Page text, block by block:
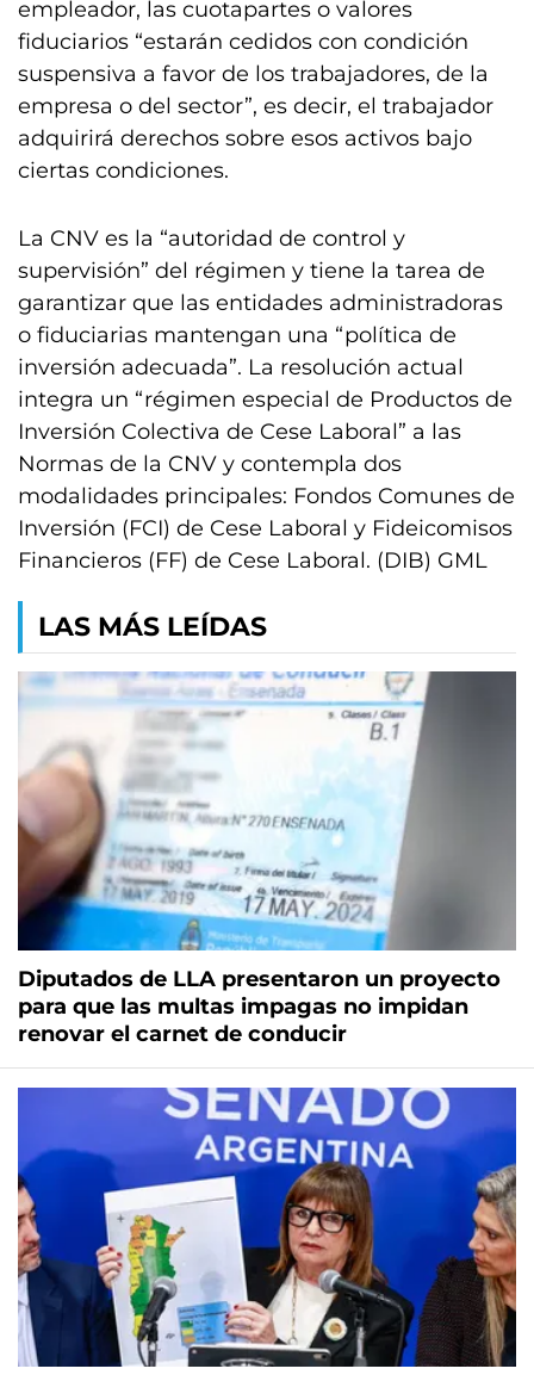
empleador, las cuotapartes o valores
fiduciarios “estarán cedidos con condición
suspensiva a favor de los trabajadores, de la
empresa o del sector”, es decir, el trabajador
adquirirá derechos sobre esos activos bajo
ciertas condiciones.
La CNV es la “autoridad de control y
supervisión” del régimen y tiene la tarea de
garantizar que las entidades administradoras
o fiduciarias mantengan una “política de
inversión adecuada”. La resolución actual
integra un “régimen especial de Productos de
Inversión Colectiva de Cese Laboral” a las
Normas de la CNV y contempla dos
modalidades principales: Fondos Comunes de
Inversión (FCI) de Cese Laboral y Fideicomisos
Financieros (FF) de Cese Laboral. (DIB) GML
LAS MÁS LEÍDAS
Diputados de LLA presentaron un proyecto
para que las multas impagas no impidan
renovar el carnet de conducir